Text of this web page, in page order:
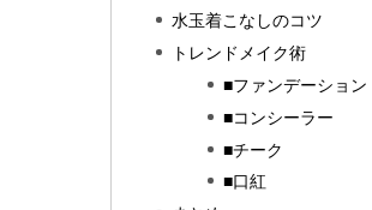
水玉着こなしのコツ
トレンドメイク術
■ファンデーション
■コンシーラー
■チーク
■口紅